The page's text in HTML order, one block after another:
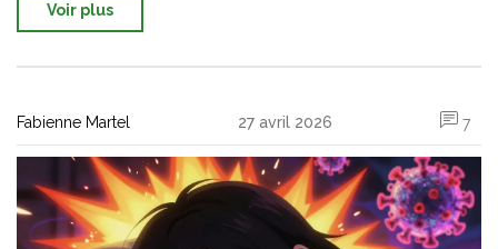
Voir plus
Fabienne Martel 27 avril 2026 7